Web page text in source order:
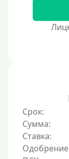
Без
С временной
Пенсионерам
Пенсионерам
Пенсионерам
Пенсионерам
Срок:
Сумма:
Ставка: